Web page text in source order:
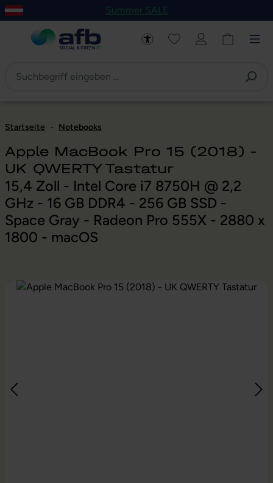
Hauptinhalt springen
Zur Navigation der B2B-Plattform springen
Summer SALE
Startseite - Notebooks
Apple MacBook Pro 15 (2018) -
UK QWERTY Tastatur
15,4 Zoll - Intel Core i7 8750H @ 2,2
GHz - 16 GB DDR4 - 256 GB SSD -
Space Gray - Radeon Pro 555X - 2880 x
1800 - macOS
Bildergalerie überspringen